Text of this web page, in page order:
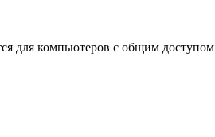
для компьютеров с общим доступом